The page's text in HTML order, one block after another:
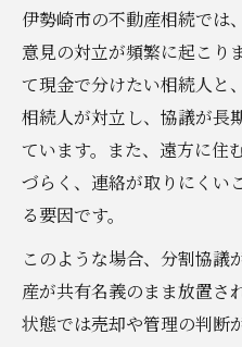
伊勢崎市の不動産相続では
意見の対立が頻繁に起こり
て現金で分けたい相続人と
相続人が対立し、協議が長
ています。また、遠方に住
づらく、連絡が取りにくい
る要因です。
このような場合、分割協議
産が共有名義のまま放置さ
状態では売却や管理の判断